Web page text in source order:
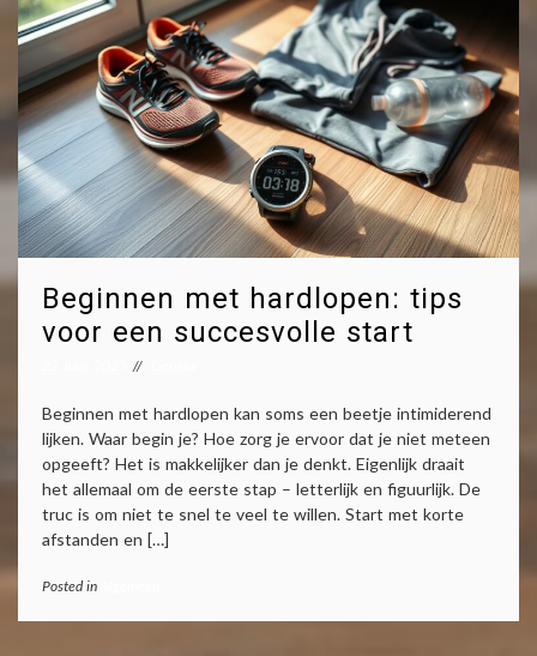
Beginnen met hardlopen: tips
voor een succesvolle start
Beginnen met hardlopen kan soms een beetje intimiderend
lijken. Waar begin je? Hoe zorg je ervoor dat je niet meteen
opgeeft? Het is makkelijker dan je denkt. Eigenlijk draait
het allemaal om de eerste stap – letterlijk en figuurlijk. De
truc is om niet te snel te veel te willen. Start met korte
afstanden en […]
Posted in